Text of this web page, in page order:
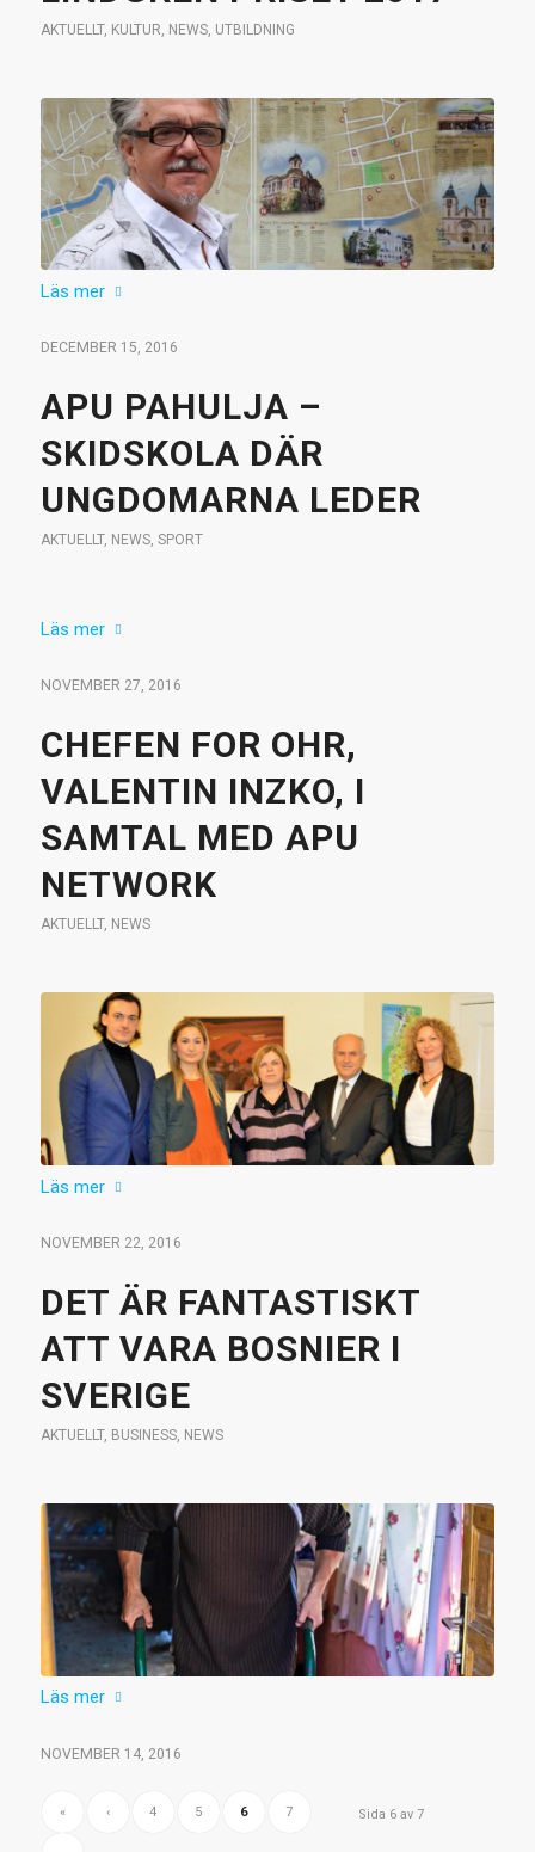
AKTUELLT, KULTUR NEWS, UTBILDNING
Läs mer
DECEMBER 15, 2016
APU PAHULJA –
SKIDSKOLA DÄR
UNGDOMARNA LEDER
AKTUELLT, NEWS, SPORT
Läs mer
NOVEMBER 27, 2016
CHEFEN FOR OHR,
VALENTIN INZKO, I
SAMTAL MED APU
NETWORK
AKTUELLT, NEWS
Läs mer
NOVEMBER 22, 2016
DET ÄR FANTASTISKT
ATT VARA BOSNIER I
SVERIGE
AKTUELLT, BUSINESS, NEWS
Läs mer
NOVEMBER 14, 2016
Sida 6 av 7
« ‹ 4 5 6 7